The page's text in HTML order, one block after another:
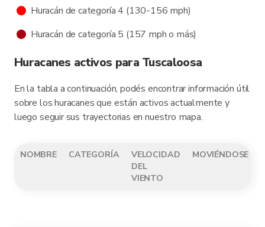
Huracán de categoría 4 (130-156 mph)
Huracán de categoría 5 (157 mph o más)
Huracanes activos para Tuscaloosa
En la tabla a continuación, podés encontrar información útil
sobre los huracanes que están activos actualmente y
luego seguir sus trayectorias en nuestro mapa.
NOMBRE CATEGORÍA
VELOCIDAD
DEL
VIENTO
MOVIÉNDOSE